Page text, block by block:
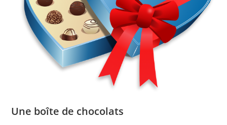
Une boîte de chocolats